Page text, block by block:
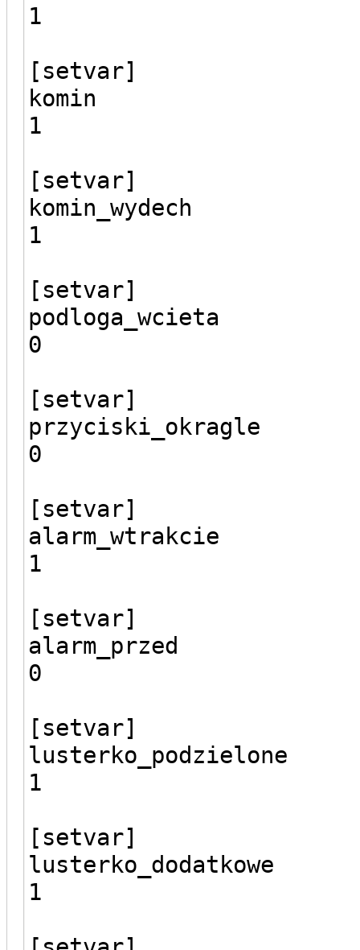
1
[setvar]
komin
1
[setvar]
komin_wydech
1
[setvar]
podloga_wcieta
0
[setvar]
przyciski_okragle
0
[setvar]
alarm_wtrakcie
1
[setvar]
alarm_przed
0
[setvar]
lusterko_podzielone
1
[setvar]
lusterko_dodatkowe
1